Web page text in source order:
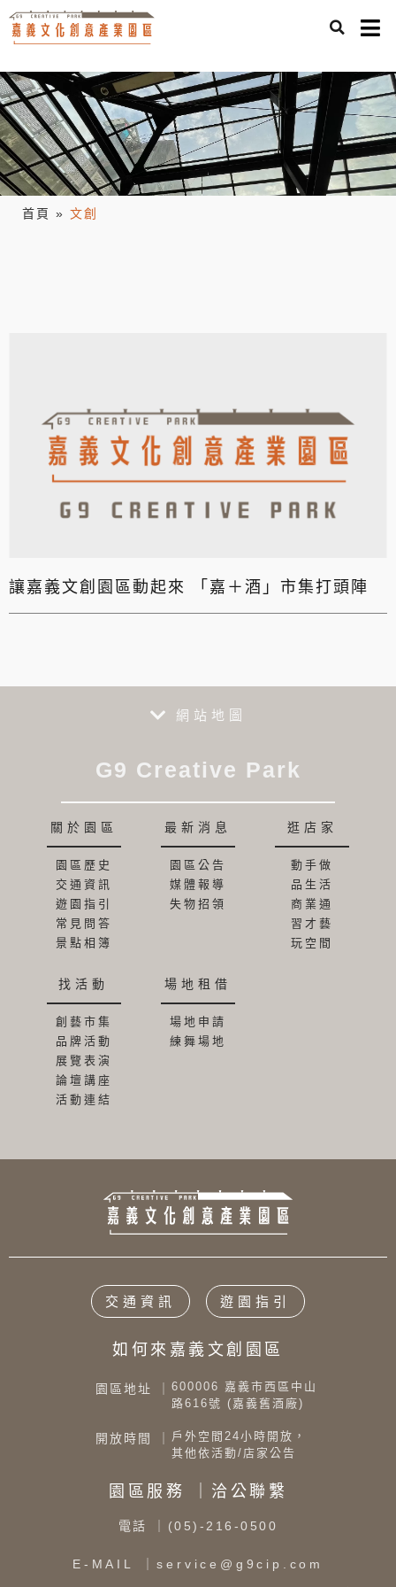
首頁 » 文創
讓嘉義文創園區動起來 「嘉＋酒」市集打頭陣
網站地圖
G9 Creative Park
關於園區
園區歷史
交通資訊
遊園指引
常見問答
景點相簿
最新消息
園區公告
媒體報導
失物招領
逛店家
動手做
品生活
商業通
習才藝
玩空間
找活動
創藝市集
品牌活動
展覽表演
論壇講座
活動連結
場地租借
場地申請
練舞場地
交通資訊 遊園指引
如何來嘉義文創園區
園區地址 ｜ 600006 嘉義市西區中山
路616號 (嘉義舊酒廠)
開放時間 ｜ 戶外空間24小時開放，
其他依活動/店家公告
園區服務 ｜洽公聯繫
電話 ｜(05)-216-0500
E-MAIL ｜service@g9cip.com